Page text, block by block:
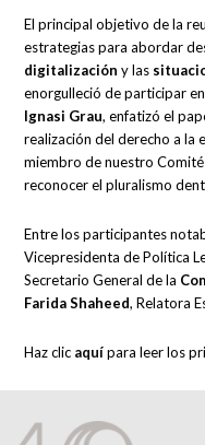
El principal objetivo de la
estrategias para abordar
digitalización y las
enorgulleció de participar
Ignasi Grau, enfatizó el
realización del derecho a la
miembro de nuestro
reconocer el pluralismo
Entre los participantes
Vicepresidenta de Política
Secretario General de la
Farida Shaheed, Relatora
Haz clic aquí para leer los